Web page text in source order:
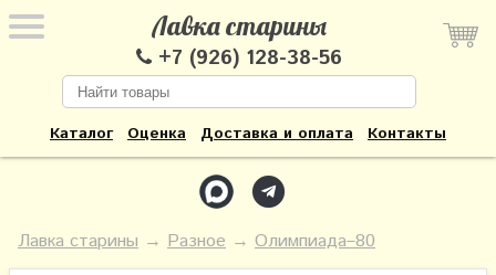
Лавка старины
+7 (926) 128-38-56
Каталог Оценка Доставка и оплата Контакты
Лавка старины → Разное → Олимпиада–80